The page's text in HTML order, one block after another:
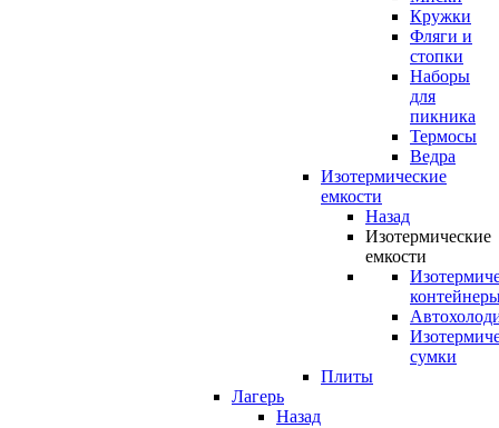
Кружки
Фляги и
стопки
Наборы
для
пикника
Термосы
Ведра
Изотермические
емкости
Назад
Изотермические
емкости
сумки
Плиты
Лагерь
Назад